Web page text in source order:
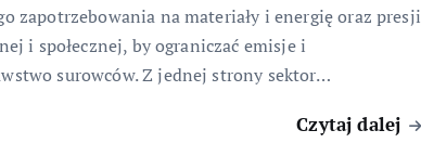
zapotrzebowania na materiały i energię oraz presji
i społecznej, by ograniczać emisje i
surowców. Z jednej strony sektor…
Czytaj dalej